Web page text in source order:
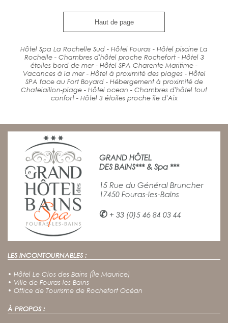
Haut de page
Hôtel Spa La Rochelle Sud - Hôtel Fouras - Hôtel piscine La
Rochelle - Chambres d'hôtel proche Rochefort - Hôtel 3
étoiles bord de mer - Hôtel SPA Charente Maritime -
Vacances à la mer - Hôtel à proximité des plages - Hôtel
SPA face au Fort Boyard - Hébergement à proximité de
Chatelaillon-plage - Hôtel ocean - Chambres d'hôtel tout
confort - Hôtel 3 étoiles proche île d'Aix
GRAND HÔTEL
DES BAINS*** & Spa ***
15 Rue du Général Bruncher
17450 Fouras-les-Bains
✆ + 33 (0)5 46 84 03 44
LES INCONTOURNABLES :
• Hôtel Le Clos des Bains (Île Maurice)
• Ville de Fouras-les-Bains
• Office de Tourisme de Rochefort Océan
À PROPOS :